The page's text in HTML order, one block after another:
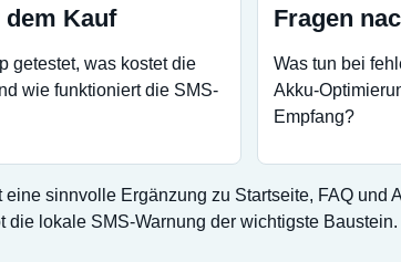
dem Kauf
getestet, was kostet die
wie funktioniert die SMS-
Fragen
Was tun bei
Akku-
Empfang?
eine sinnvolle Ergänzung zu Startseite, FAQ
die lokale SMS-Warnung der wichtigste Baustein.